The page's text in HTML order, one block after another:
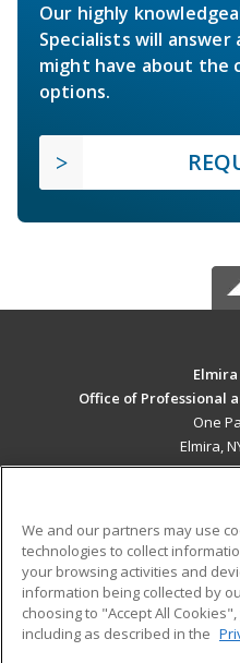
Our highly
Specialists will answer
might have about the
options.
Office of Professional
One
Elmira,
Military
Financial Assistance
Help
We and our partners may use
technologies to collect
your browsing activities and
information being collected by
choosing to "Accept All
including as described in the